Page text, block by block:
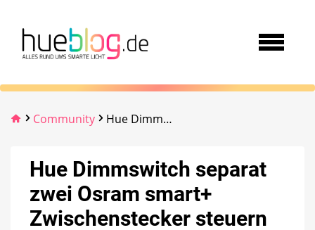
Community Hue Dimmswitch separat zwei Osram smart+ Zwischenstecker steuern
Hue Dimmswitch separat
zwei Osram smart+
Zwischenstecker steuern